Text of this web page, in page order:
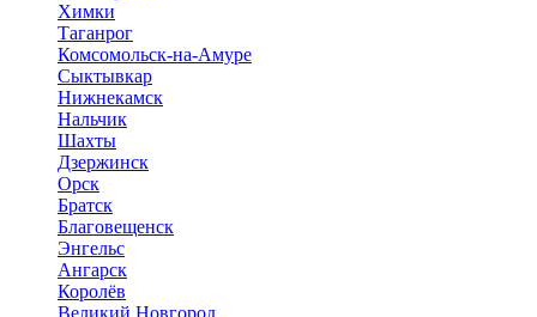
Химки
Таганрог
Комсомольск-на-Амуре
Сыктывкар
Нижнекамск
Нальчик
Шахты
Дзержинск
Орск
Братск
Благовещенск
Энгельс
Ангарск
Королёв
Великий Новгород